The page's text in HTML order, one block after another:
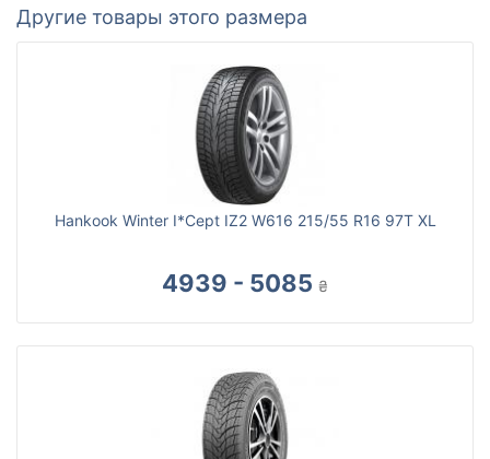
Другие товары этого размера
Hankook Winter I*Cept IZ2 W616 215/55 R16 97T XL
4939 - 5085 ₴